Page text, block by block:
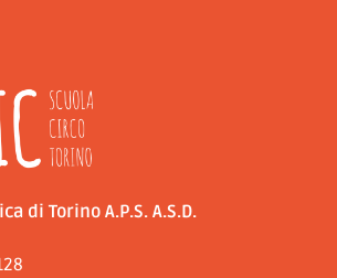
di Torino A.P.S. A.S.D.